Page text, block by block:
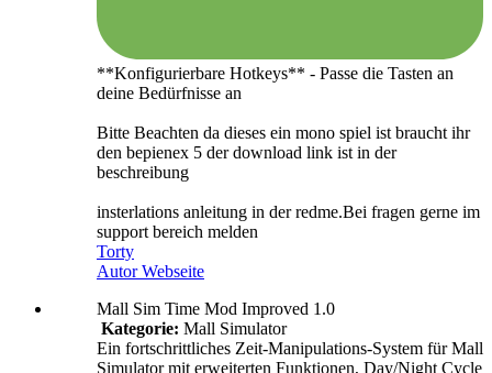
**Konfigurierbare Hotkeys** - Passe die Tasten an
deine Bedürfnisse an
Bitte Beachten da dieses ein mono spiel ist braucht ihr
den bepienex 5 der download link ist in der
beschreibung
insterlations anleitung in der redme.Bei fragen gerne im
support bereich melden
Torty
Autor Webseite
Mall Sim Time Mod Improved 1.0
Kategorie: Mall Simulator
Ein fortschrittliches Zeit-Manipulations-System für Mall
Simulator mit erweiterten Funktionen, Day/Night Cycle